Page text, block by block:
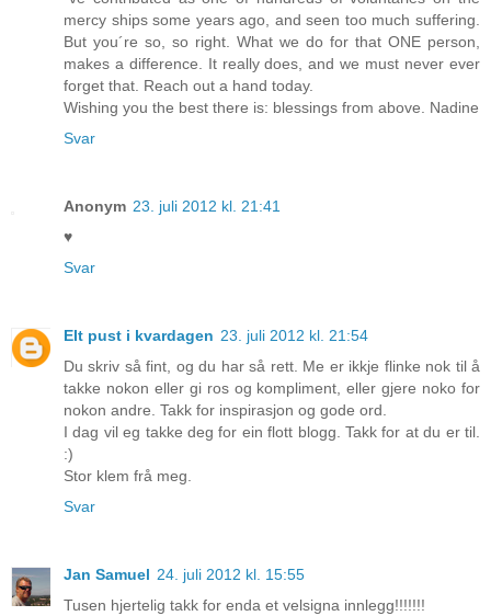
mercy ships some years ago, and seen too much suffering.
But you´re so, so right. What we do for that ONE person,
makes a difference. It really does, and we must never ever
forget that. Reach out a hand today.
Wishing you the best there is: blessings from above. Nadine
Svar
Anonym 23. juli 2012 kl. 21:41
♥
Svar
EIt pust i kvardagen 23. juli 2012 kl. 21:54
Du skriv så fint, og du har så rett. Me er ikkje flinke nok til å
takke nokon eller gi ros og kompliment, eller gjere noko for
nokon andre. Takk for inspirasjon og gode ord.
I dag vil eg takke deg for ein flott blogg. Takk for at du er til.
:)
Stor klem frå meg.
Svar
Jan Samuel 24. juli 2012 kl. 15:55
Tusen hjertelig takk for enda et velsigna innlegg!!!!!!!